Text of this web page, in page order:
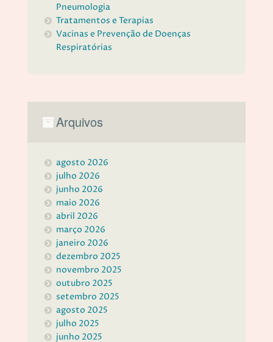
Pneumologia
Tratamentos e Terapias
Vacinas e Prevenção de Doenças
Respiratórias
Arquivos
agosto 2026
julho 2026
junho 2026
maio 2026
abril 2026
março 2026
janeiro 2026
dezembro 2025
novembro 2025
outubro 2025
setembro 2025
agosto 2025
julho 2025
junho 2025